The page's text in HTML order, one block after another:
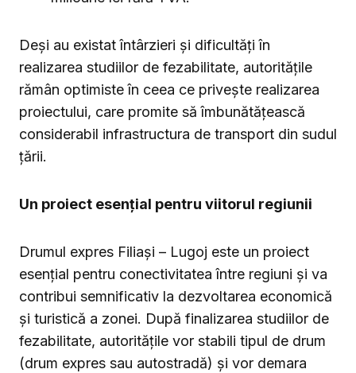
Deși au existat întârzieri și dificultăți în
realizarea studiilor de fezabilitate, autoritățile
rămân optimiste în ceea ce privește realizarea
proiectului, care promite să îmbunătățească
considerabil infrastructura de transport din sudul
țării.
Un proiect esențial pentru viitorul regiunii
Drumul expres Filiași – Lugoj este un proiect
esențial pentru conectivitatea între regiuni și va
contribui semnificativ la dezvoltarea economică
și turistică a zonei. După finalizarea studiilor de
fezabilitate, autoritățile vor stabili tipul de drum
(drum expres sau autostradă) și vor demara